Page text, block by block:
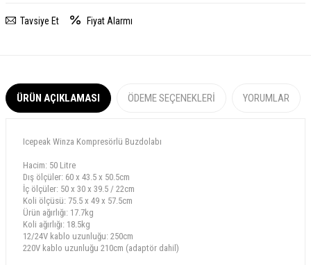
Tavsiye Et Fiyat Alarmı
ÜRÜN AÇIKLAMASI ÖDEME SEÇENEKLERI YORUMLAR
Icepeak Winza Kompresörlü Buzdolabı
Hacim: 50 Litre
Dış ölçüler: 60 x 43.5 x 50.5cm
İç ölçüler: 50 x 30 x 39.5 / 22cm
Koli ölçüsü: 75.5 x 49 x 57.5cm
Ürün ağırlığı: 17.7kg
Koli ağırlığı: 18.5kg
12/24V kablo uzunluğu: 250cm
220V kablo uzunluğu 210cm (adaptör dahil)